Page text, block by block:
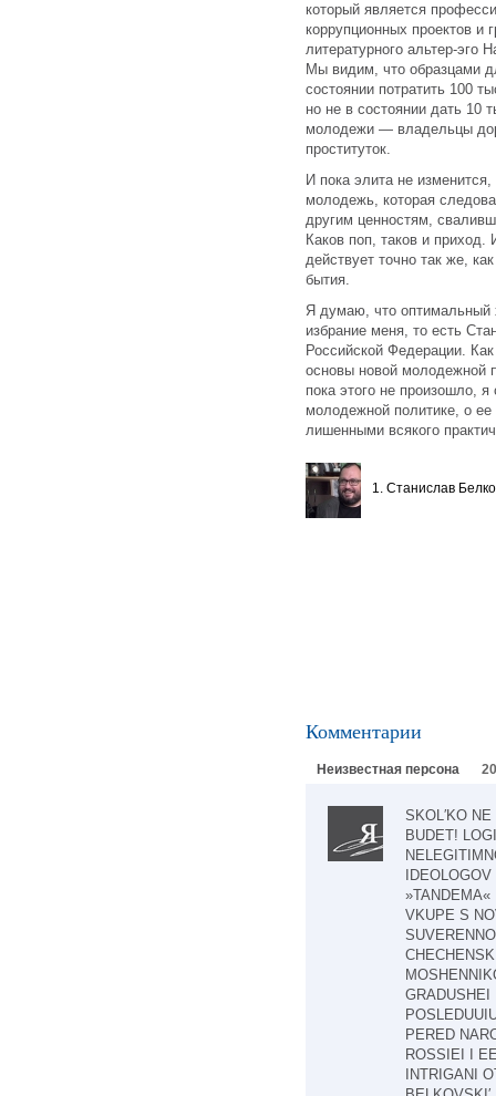
который является
коррупционных проектов
литературного альтер-эго
Мы видим, что образцами
состоянии потратить 100
но не в состоянии дать 10
молодежи — владельцы
проституток.
И пока элита не
молодежь, которая
другим ценностям,
Каков поп, таков и
действует точно так же,
бытия.
Я думаю, что
избрание меня, то есть
Российской Федерации.
основы новой молодежной
пока этого не произошло,
молодежной политике, о
лишенными всякого
1. Станислав
Комментарии
Неизвестная персона
SKOL′KO
BUDET!
VKUPE S
PERED
ROSSIEI I
INTRIGANI